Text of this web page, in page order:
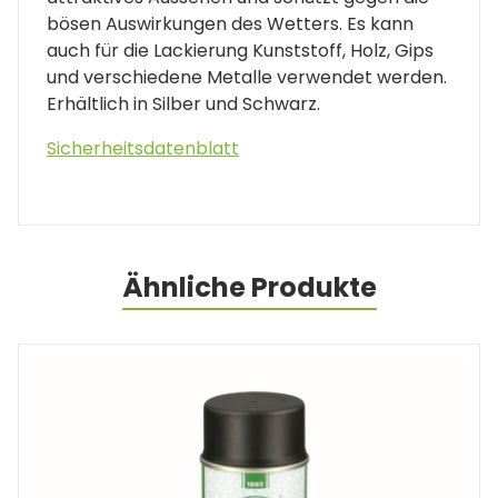
bösen Auswirkungen des Wetters. Es kann
auch für die Lackierung Kunststoff, Holz, Gips
und verschiedene Metalle verwendet werden.
Erhältlich in Silber und Schwarz.
Sicherheitsdatenblatt
Ähnliche Produkte